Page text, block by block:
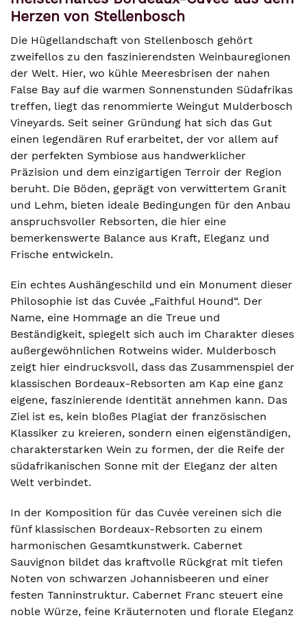
Herzen von Stellenbosch
Die Hügellandschaft von Stellenbosch gehört
zweifellos zu den faszinierendsten Weinbauregionen
der Welt. Hier, wo kühle Meeresbrisen der nahen
False Bay auf die warmen Sonnenstunden Südafrikas
treffen, liegt das renommierte Weingut Mulderbosch
Vineyards. Seit seiner Gründung hat sich das Gut
einen legendären Ruf erarbeitet, der vor allem auf
der perfekten Symbiose aus handwerklicher
Präzision und dem einzigartigen Terroir der Region
beruht. Die Böden, geprägt von verwittertem Granit
und Lehm, bieten ideale Bedingungen für den Anbau
anspruchsvoller Rebsorten, die hier eine
bemerkenswerte Balance aus Kraft, Eleganz und
Frische entwickeln.
Ein echtes Aushängeschild und ein Monument dieser
Philosophie ist das Cuvée „Faithful Hound“. Der
Name, eine Hommage an die Treue und
Beständigkeit, spiegelt sich auch im Charakter dieses
außergewöhnlichen Rotweins wider. Mulderbosch
zeigt hier eindrucksvoll, dass das Zusammenspiel der
klassischen Bordeaux-Rebsorten am Kap eine ganz
eigene, faszinierende Identität annehmen kann. Das
Ziel ist es, kein bloßes Plagiat der französischen
Klassiker zu kreieren, sondern einen eigenständigen,
charakterstarken Wein zu formen, der die Reife der
südafrikanischen Sonne mit der Eleganz der alten
Welt verbindet.
In der Komposition für das Cuvée vereinen sich die
fünf klassischen Bordeaux-Rebsorten zu einem
harmonischen Gesamtkunstwerk. Cabernet
Sauvignon bildet das kraftvolle Rückgrat mit tiefen
Noten von schwarzen Johannisbeeren und einer
festen Tanninstruktur. Cabernet Franc steuert eine
noble Würze, feine Kräuternoten und florale Eleganz